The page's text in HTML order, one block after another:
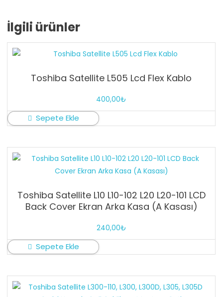
İlgili ürünler
Toshiba Satellite L505 Lcd Flex Kablo
400,00₺
Sepete Ekle
Toshiba Satellite L10 L10-102 L20 L20-101 LCD
Back Cover Ekran Arka Kasa (A Kasası)
240,00₺
Sepete Ekle